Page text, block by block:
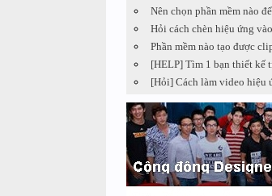
Nên chọn phần mềm nào
Hỏi cách chèn hiệu ứng
Phần mềm nào tạo được
[HELP] Tìm 1 bạn thiết kế
[Hỏi] Cách làm video hiệu